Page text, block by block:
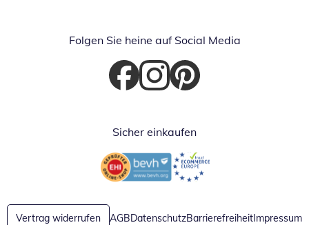
Folgen Sie heine auf Social Media
Öffnet in neuem Fenster
Öffnet in neuem Fenster
Öffnet in neuem Fenster
Sicher einkaufen
Öffnet in neuem FensterÖffnet in neuem Fenster
Vertrag widerrufen AGBDatenschutzBarrierefreiheitImpressum